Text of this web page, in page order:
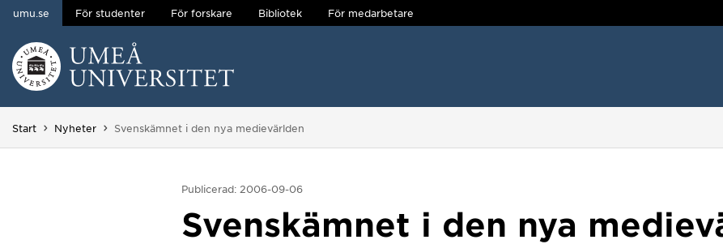
Hoppa direkt till innehållet
umu.se För studenter För forskare Bibliotek För medarbetare
Start Nyheter Du är här:
Svenskämnet i den nya medievärlden
Publicerad: 2006-09-06
Svenskämnet i den nya